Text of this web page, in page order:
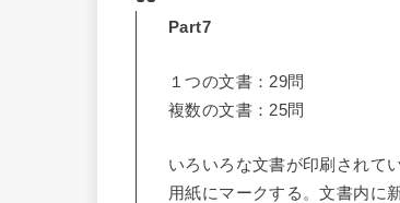
Part7
１つの文書：29問
複数の文書：25問
いろいろな文書が印刷されて
用紙にマークする。文書内に